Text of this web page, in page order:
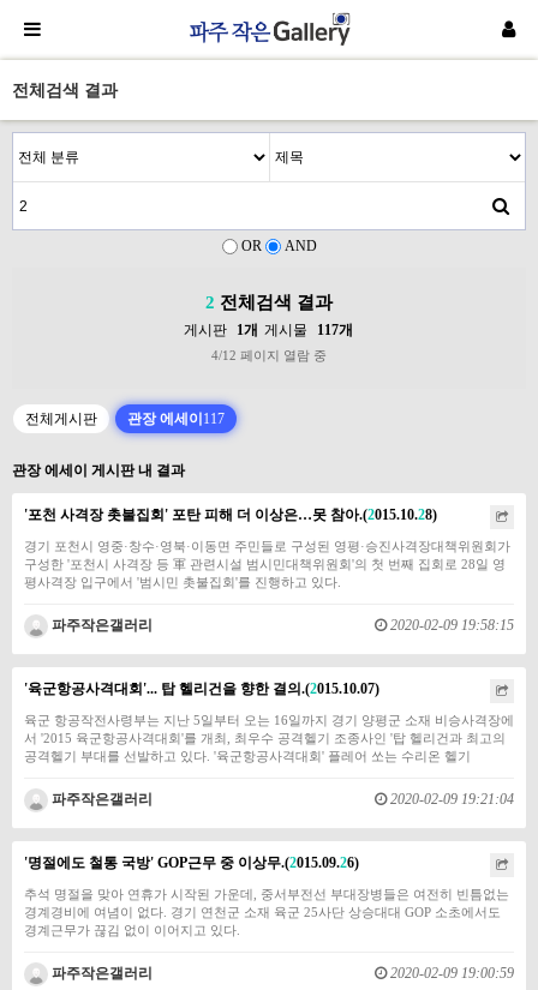
전체검색 결과
OR AND
2 전체검색 결과
게시판 1개 게시물 117개
4/12 페이지 열람 중
전체게시판 관장 에세이117
관장 에세이 게시판 내 결과
'포천 사격장 촛불집회' 포탄 피해 더 이상은…못 참아.(2015.10.28)
​​​​​​경기 포천시 영중·창수·영북·이동면 주민들로 구성된 영평·승진사격장대책위원회가
구성한 '포천시 사격장 등 軍 관련시설 범시민대책위원회'의 첫 번째 집회로 28일 영
평사격장 입구에서 '범시민 촛불집회'를 진행하고 있다.
파주작은갤러리 2020-02-09 19:58:15
'육군항공사격대회'... 탑 헬리건을 향한 결의.(2015.10.07)
​​육군 항공작전사령부는 지난 5일부터 오는 16일까지 경기 양평군 소재 비승사격장에
서 '2015 육군항공사격대회'를 개최, 최우수 공격헬기 조종사인 '탑 헬리건과 최고의
공격헬기 부대를 선발하고 있다.​​​​​​​ '육군항공사격대회' 플레어 쏘는 수리온 헬기
파주작은갤러리 2020-02-09 19:21:04
'명절에도 철통 국방' GOP근무 중 이상무.(2015.09.26)
​추석 명절을 맞아 연휴가 시작된 가운데, 중서부전선 부대장병들은 여전히 빈틈없는
경계경비에 여념이 없다. 경기 연천군 소재 육군 25사단 상승대대 GOP 소초에서도
경계근무가 끊김 없이 이어지고 있다.
파주작은갤러리 2020-02-09 19:00:59